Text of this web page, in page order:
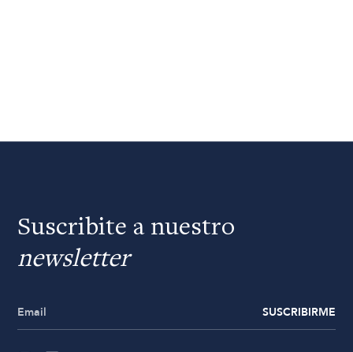
Suscribite a nuestro
newsletter
SUSCRIBIRME